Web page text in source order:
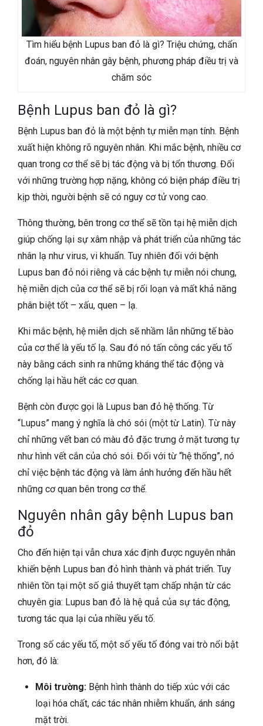
Tìm hiểu bệnh Lupus ban đỏ là gì? Triệu chứng, chẩn
đoán, nguyên nhân gây bệnh, phương pháp điều trị và
chăm sóc
Bệnh Lupus ban đỏ là gì?
Bệnh Lupus ban đỏ là một bệnh tự miễn mạn tính. Bệnh
xuất hiện không rõ nguyên nhân. Khi mắc bệnh, nhiều cơ
quan trong cơ thể sẽ bị tác động và bị tổn thương. Đối
với những trường hợp nặng, không có biện pháp điều trị
kịp thời, người bệnh sẽ có nguy cơ tử vong cao.
Thông thường, bên trong cơ thể sẽ tồn tại hệ miễn dịch
giúp chống lại sự xâm nhập và phát triển của những tác
nhân lạ như virus, vi khuẩn. Tuy nhiên đối với bệnh
Lupus ban đỏ nói riêng và các bệnh tự miễn nói chung,
hệ miễn dịch của cơ thể sẽ bị rối loạn và mất khả năng
phân biệt tốt – xấu, quen – lạ.
Khi mắc bệnh, hệ miễn dịch sẽ nhầm lẫn những tế bào
của cơ thể là yếu tố lạ. Sau đó nó tấn công các yếu tố
này bằng cách sinh ra những kháng thể tác động và
chống lại hầu hết các cơ quan.
Bệnh còn được gọi là Lupus ban đỏ hệ thống. Từ
“Lupus” mang ý nghĩa là chó sói (một từ Latin). Từ này
chỉ những vết ban có màu đỏ đặc trưng ở mặt tương tự
như hình vết cắn của chó sói. Đối với từ “hệ thống”, nó
chỉ việc bệnh tác động và làm ảnh hưởng đến hầu hết
những cơ quan bên trong cơ thể.
Nguyên nhân gây bệnh Lupus ban
đỏ
Cho đến hiện tại vẫn chưa xác định được nguyên nhân
khiến bệnh Lupus ban đỏ hình thành và phát triển. Tuy
nhiên tồn tại một số giả thuyết tạm chấp nhận từ các
chuyên gia: Lupus ban đỏ là hệ quả của sự tác động,
tương tác qua lại của nhiều yếu tố.
Trong số các yếu tố, một số yếu tố đóng vai trò nổi bật
hơn, đó là:
Môi trường: Bệnh hình thành do tiếp xúc với các
loại hóa chất, các tác nhân nhiễm khuẩn, ánh sáng
mặt trời.